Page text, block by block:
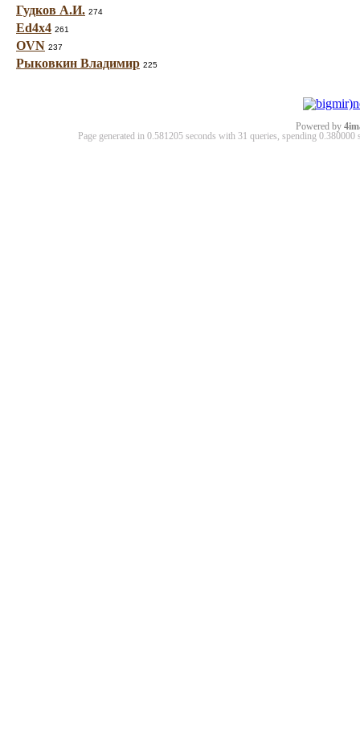
Гудков А.И. 274
Ed4x4 261
OVN 237
Рыковкин Владимир 225
Powered by
Page generated in 0.581205 seconds with 31 queries, spending